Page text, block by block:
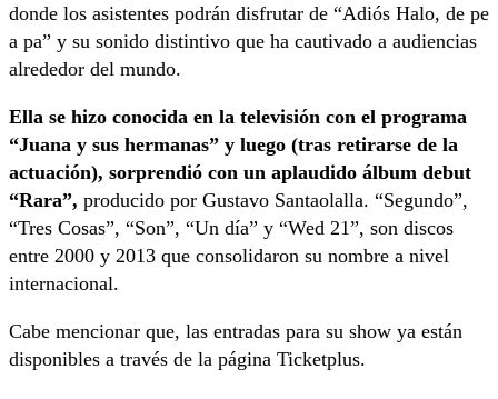
donde los asistentes podrán disfrutar de “Adiós Halo, de pe
a pa” y su sonido distintivo que ha cautivado a audiencias
alrededor del mundo.
Ella se hizo conocida en la televisión con el programa
“Juana y sus hermanas” y luego (tras retirarse de la
actuación), sorprendió con un aplaudido álbum debut
“Rara”, producido por Gustavo Santaolalla. “Segundo”,
“Tres Cosas”, “Son”, “Un día” y “Wed 21”, son discos
entre 2000 y 2013 que consolidaron su nombre a nivel
internacional.
Cabe mencionar que, las entradas para su show ya están
disponibles a través de la página Ticketplus.